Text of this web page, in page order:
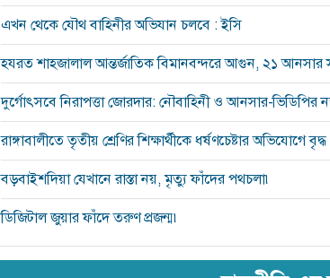
এখন থেকে যৌথ বাহিনীর অভিযান চলবে : ইসি
হযরত শাহজালাল আন্তর্জাতিক বিমানবন্দরে আগুন, ২১
দুর্গোৎসবে নিরাপত্তা জোরদার: নৌবাহিনী ও আনসার-ভিডিপির
রাঙ্গাবালীতে তৃতীয় শ্রেণির শিক্ষার্থীকে ধর্ষণচেষ্টার অভিযোগে বৃদ্ধ
বড়বাইশদিয়া যেখানে রাস্তা নয়, মৃত্যু ফাঁদের পথচলা৷
ডিজিটাল জুয়ার ফাঁদে তরুণ প্রজন্ম৷